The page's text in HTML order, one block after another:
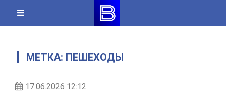
content
МЕТКА: ПЕШЕХОДЫ
17.06.2026 12:12